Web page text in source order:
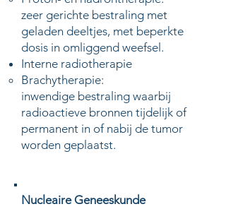
zeer gerichte bestraling met
geladen deeltjes, met beperkte
dosis in omliggend weefsel.​​
Interne radiotherapie
Brachytherapie:
​inwendige bestraling waarbij
radioactieve bronnen tijdelijk of
permanent in of nabij de tumor
worden geplaatst.
Nucleaire Geneeskunde